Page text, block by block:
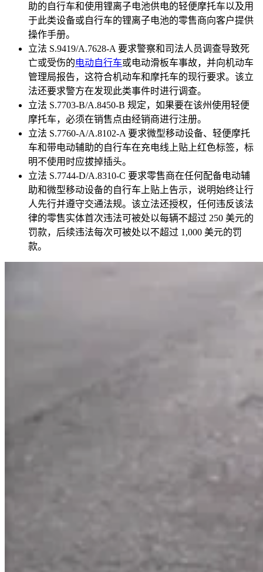
助的自行车和使用锂离子电池供电的轻便摩托车以及用
于此类设备或自行车的锂离子电池的零售商向客户提供
操作手册。
立法 S.9419/A.7628-A 要求警察和司法人员调查导致死
亡或受伤的电动自行车或电动滑板车事故，并向机动车
管理局报告，这符合机动车和摩托车的现行要求。该立
法还要求警方在发现此类事件时进行调查。
立法 S.7703-B/A.8450-B 规定，如果要在该州使用轻便
摩托车，必须在销售点由经销商进行注册。
立法 S.7760-A/A.8102-A 要求微型移动设备、轻便摩托
车和带电动辅助的自行车在充电线上贴上红色标签，标
明不使用时应拔掉插头。
立法 S.7744-D/A.8310-C 要求零售商在任何配备电动辅
助和微型移动设备的自行车上贴上告示，说明始终让行
人先行并遵守交通法规。该立法还授权，任何违反该法
律的零售实体首次违法可被处以每辆不超过 250 美元的
罚款，后续违法每次可被处以不超过 1,000 美元的罚
款。